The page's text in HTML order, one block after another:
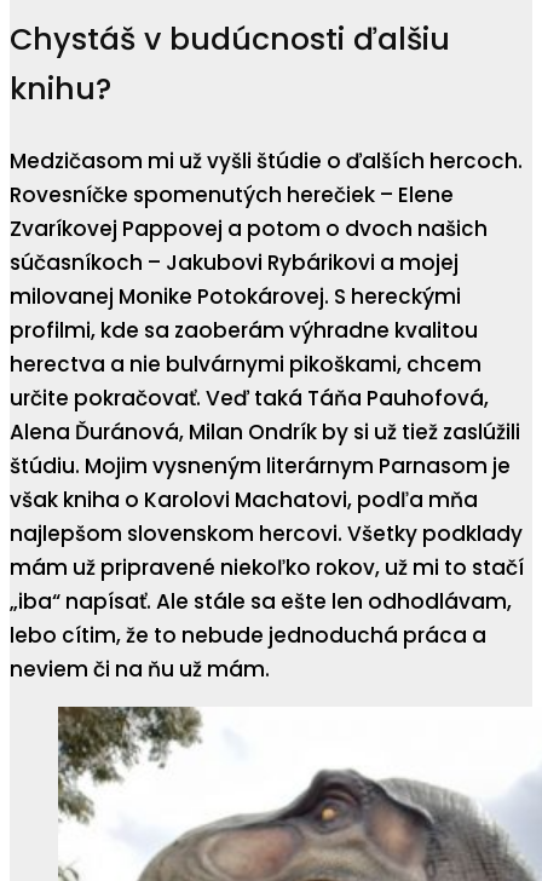
Chystáš v budúcnosti ďalšiu
knihu?
Medzičasom mi už vyšli štúdie o ďalších hercoch.
Rovesníčke spomenutých herečiek – Elene
Zvaríkovej Pappovej a potom o dvoch našich
súčasníkoch – Jakubovi Rybárikovi a mojej
milovanej Monike Potokárovej. S hereckými
profilmi, kde sa zaoberám výhradne kvalitou
herectva a nie bulvárnymi pikoškami, chcem
určite pokračovať. Veď taká Táňa Pauhofová,
Alena Ďuránová, Milan Ondrík by si už tiež zaslúžili
štúdiu. Mojim vysneným literárnym Parnasom je
však kniha o Karolovi Machatovi, podľa mňa
najlepšom slovenskom hercovi. Všetky podklady
mám už pripravené niekoľko rokov, už mi to stačí
„iba“ napísať. Ale stále sa ešte len odhodlávam,
lebo cítim, že to nebude jednoduchá práca a
neviem či na ňu už mám.